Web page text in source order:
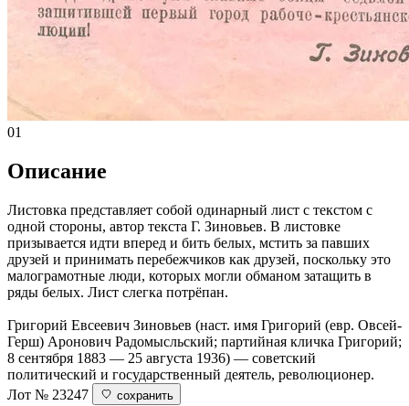
01
Описание
Листовка представляет собой одинарный лист с текстом с
одной стороны, автор текста Г. Зиновьев. В листовке
призывается идти вперед и бить белых, мстить за павших
друзей и принимать перебежчиков как друзей, поскольку это
малограмотные люди, которых могли обманом затащить в
ряды белых. Лист слегка потрёпан.
Григорий Евсеевич Зиновьев (наст. имя Григорий (евр. Овсей-
Герш) Аронович Радомысльский; партийная кличка Григорий;
8 сентября 1883 — 25 августа 1936) — советский
политический и государственный деятель, революционер.
Лот № 23247
сохранить